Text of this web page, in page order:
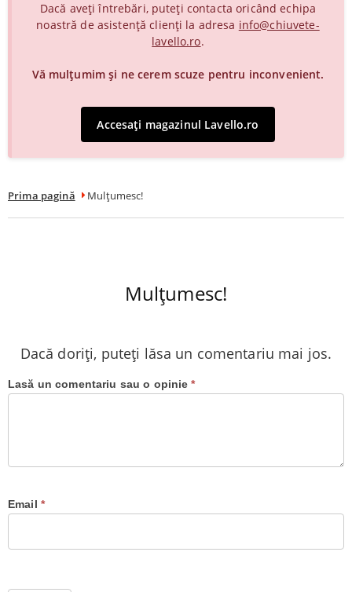
Dacă aveți întrebări, puteți contacta oricând echipa
noastră de asistență clienți la adresa info@chiuvete-
lavello.ro.
Vă mulțumim și ne cerem scuze pentru inconvenient.
Accesați magazinul Lavello.ro
Prima pagină Mulțumesc!
Mulțumesc!
Dacă doriți, puteți lăsa un comentariu mai jos.
Comment
Lasă un comentariu sau o opinie*
Email *